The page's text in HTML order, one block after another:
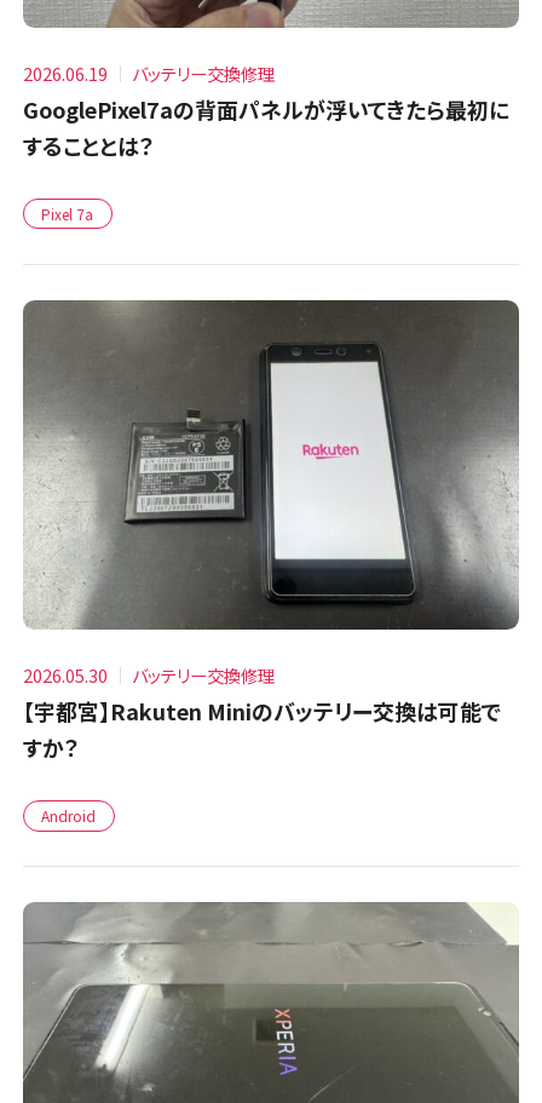
2026.06.19 バッテリー交換修理
GooglePixel7aの背面パネルが浮いてきたら最初に
することとは？
Pixel 7a
2026.05.30 バッテリー交換修理
【宇都宮】Rakuten Miniのバッテリー交換は可能で
すか？
Android